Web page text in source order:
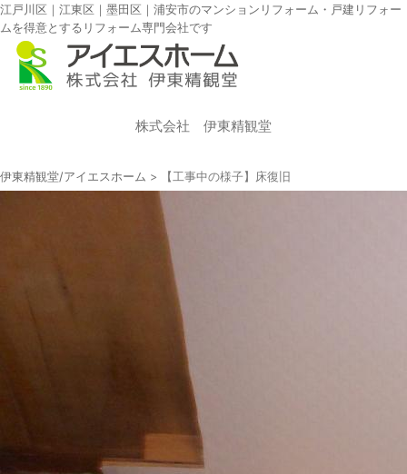
江戸川区｜江東区｜墨田区｜浦安市のマンションリフォーム・戸建リフォー
ムを得意とするリフォーム専門会社です
株式会社 伊東精観堂
伊東精観堂/アイエスホーム > 【工事中の様子】床復旧